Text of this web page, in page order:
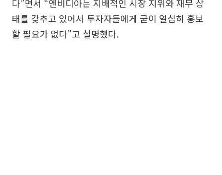
다”면서 “엔비디아는 지배적인 시장 지위와 재무 상
태를 갖추고 있어서 투자자들에게 굳이 열심히 홍보
할 필요가 없다”고 설명했다.